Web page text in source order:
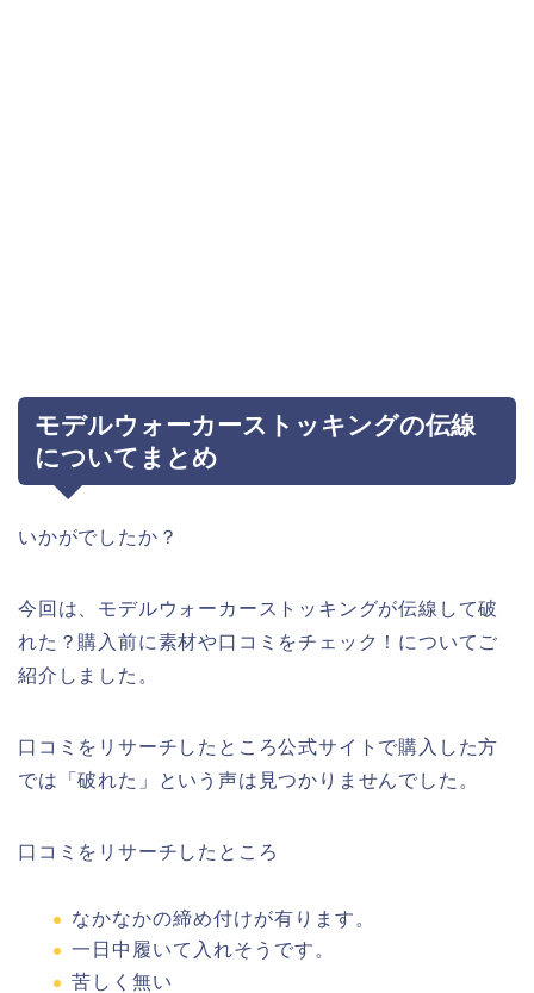
モデルウォーカーストッキングの伝線
についてまとめ
いかがでしたか？
今回は、モデルウォーカーストッキングが伝線して破
れた？購入前に素材や口コミをチェック！についてご
紹介しました。
口コミをリサーチしたところ公式サイトで購入した方
では「破れた」という声は見つかりませんでした。
口コミをリサーチしたところ
なかなかの締め付けが有ります。
一日中履いて入れそうです。
苦しく無い